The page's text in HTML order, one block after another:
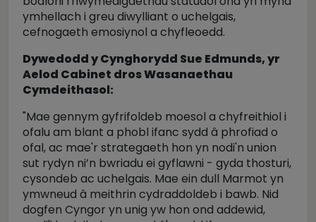
ymhellach i greu diwylliant o uchelgais,
cefnogaeth emosiynol a chyfleoedd.
Dywedodd y Cynghorydd Sue Edmunds, yr
Aelod Cabinet dros Wasanaethau
Cymdeithasol:
"Mae gennym gyfrifoldeb moesol a chyfreithiol i
ofalu am blant a phobl ifanc sydd â phrofiad o
ofal, ac mae'r strategaeth hon yn nodi'n union
sut rydyn ni’n bwriadu ei gyflawni - gyda thosturi,
cysondeb ac uchelgais. Mae ein dull Marmot yn
ymwneud â meithrin cydraddoldeb i bawb. Nid
dogfen Cyngor yn unig yw hon ond addewid,